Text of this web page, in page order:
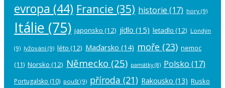
evropa (44) Francie (35) historie (17) hory (9)
Itálie (75) japonsko (12) jídlo (15) letadlo (12) Londýn
(9) lyžování (9) léto (12) Maďarsko (14) moře (23) nemoc
(11) Norsko (12) Německo (25) památky(8) Polsko (17)
Portugalsko (10) poušť(9) příroda (21) Rakousko (13) Rusko